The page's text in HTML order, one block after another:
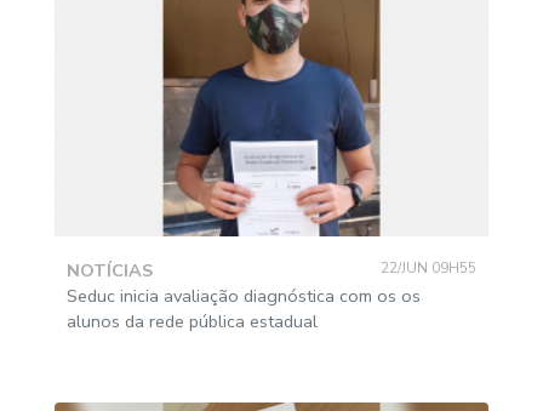
NOTÍCIAS 22/JUN 09H55
Seduc inicia avaliação diagnóstica com os os
alunos da rede pública estadual